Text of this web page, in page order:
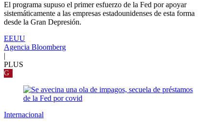
El programa supuso el primer esfuerzo de la Fed por apoyar
sistemáticamente a las empresas estadounidenses de esta forma
desde la Gran Depresión.
EEUU
Agencia Bloomberg
|
PLUS
G
Internacional